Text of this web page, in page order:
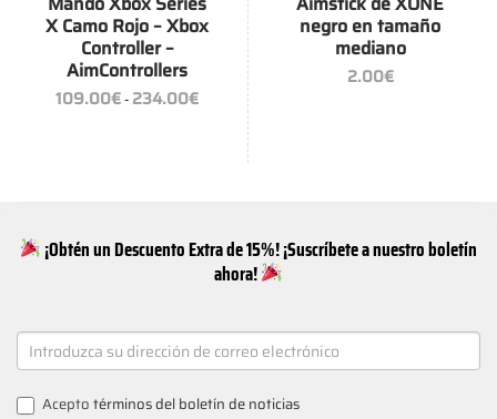
X Camo Rojo – Xbox
Controller –
AimControllers
109.00€- 234.00€Rango
de
109.00€
negro en tamaño
mediano
2.00€
¡Obtén un Descuento Extra de 15%! ¡Suscríbete a nuestro boletín
ahora!
NEWSLETTER
SIGNUP
Aceptotérminos del boletín de noticias